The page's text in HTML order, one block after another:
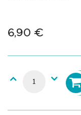
6,90 €